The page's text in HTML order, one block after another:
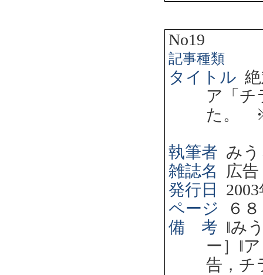
No19
記事種類
タイトル
ア「チ
た。
執筆者 み
雑誌名
広告
発行日
2003
ページ
６
備 考 ‖み
ー］ ‖
告，チ